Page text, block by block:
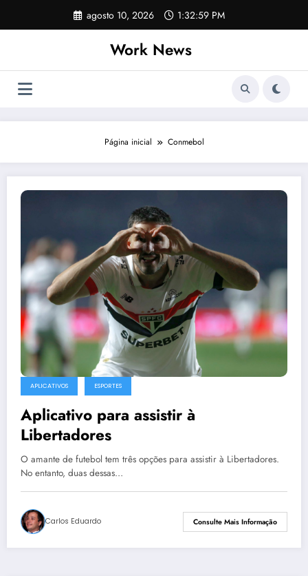
o
agosto 10, 2026 1:32:59 PM
Work News
Página inicial Conmebol
APLICATIVOS ESPORTES
Aplicativo para assistir à
Libertadores
O amante de futebol tem três opções para assistir à Libertadores.
No entanto, duas dessas…
Carlos Eduardo Consulte Mais Informação